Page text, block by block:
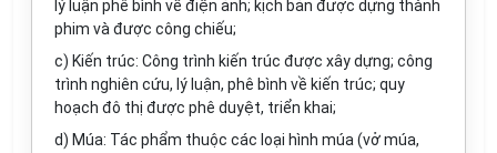
lý luận phê bình về điện ảnh; kịch bản được dựng thành
phim và được công chiếu;
c) Kiến trúc: Công trình kiến trúc được xây dựng; công
trình nghiên cứu, lý luận, phê bình về kiến trúc; quy
hoạch đô thị được phê duyệt, triển khai;
d) Múa: Tác phẩm thuộc các loại hình múa (vở múa,